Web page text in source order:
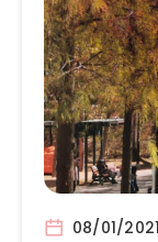
08/01/2021